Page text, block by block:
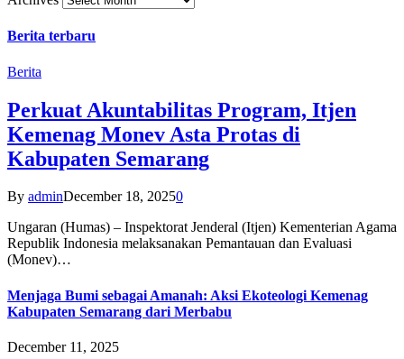
Berita terbaru
Berita
Perkuat Akuntabilitas Program, Itjen
Kemenag Monev Asta Protas di
Kabupaten Semarang
By adminDecember 18, 20250
Ungaran (Humas) – Inspektorat Jenderal (Itjen) Kementerian Agama
Republik Indonesia melaksanakan Pemantauan dan Evaluasi
(Monev)…
Menjaga Bumi sebagai Amanah: Aksi Ekoteologi Kemenag
Kabupaten Semarang dari Merbabu
December 11, 2025